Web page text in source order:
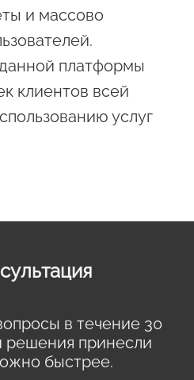
и массово
платформы
клиентов всей
услуг
в течение 30
решения принесли
быстрее.